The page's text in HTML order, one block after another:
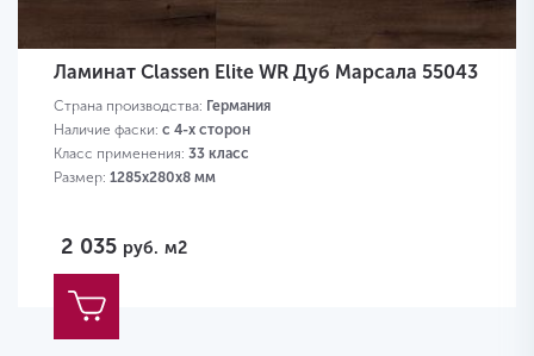
Ламинат Classen Elite WR Дуб Марсала 55043
Страна производства: Германия
Наличие фаски: с 4-х сторон
Класс применения: 33 класс
Размер: 1285х280х8 мм
2 035 руб. м2